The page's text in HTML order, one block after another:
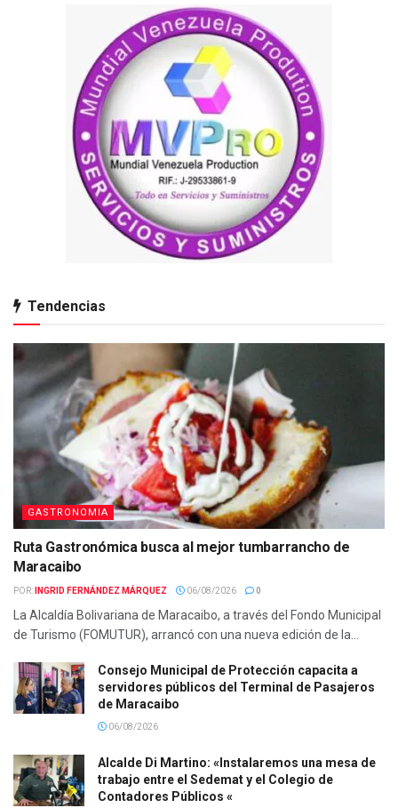
Tendencias
GASTRONOMIA
Ruta Gastronómica busca al mejor tumbarrancho de
Maracaibo
POR: INGRID FERNÁNDEZ MÁRQUEZ 06/08/2026 0
La Alcaldía Bolivariana de Maracaibo, a través del Fondo Municipal
de Turismo (FOMUTUR), arrancó con una nueva edición de la...
Consejo Municipal de Protección capacita a
servidores públicos del Terminal de Pasajeros
de Maracaibo
06/08/2026
Alcalde Di Martino: «Instalaremos una mesa de
trabajo entre el Sedemat y el Colegio de
Contadores Públicos «